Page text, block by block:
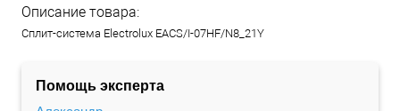
Описание товара:
Сплит-система Electrolux EACS/I-07HF/N8_21Y
Помощь эксперта